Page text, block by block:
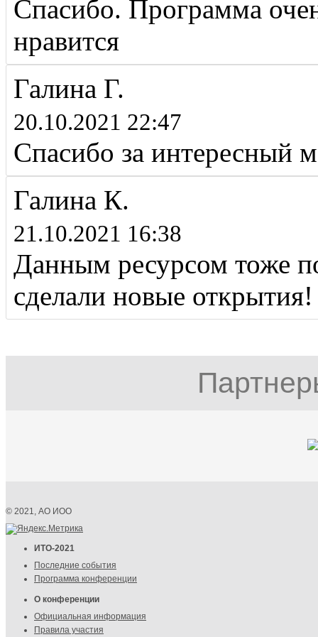
Спасибо. Программа
нравится
Галина Г.
20.10.2021 22:47
Спасибо за интересный
Галина К.
21.10.2021 16:38
Данным ресурсом тоже
сделали новые открытия!
© 2021, АО ИОО
ИТО-2021
Последние события
Программа конференции
О конференции
Официальная информация
Правила участия